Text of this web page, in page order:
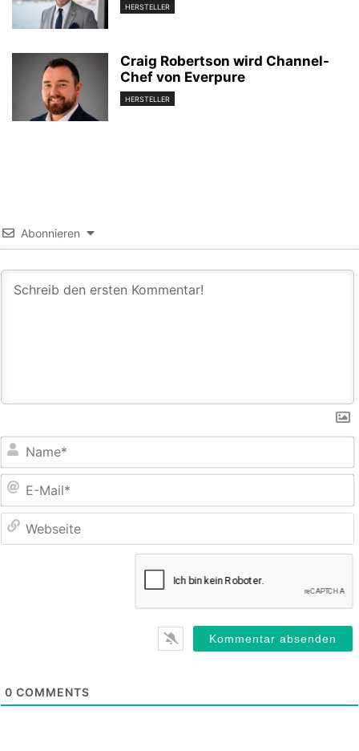
HERSTELLER
Craig Robertson wird Channel-
Chef von Everpure
HERSTELLER
Abonnieren
0 COMMENTS